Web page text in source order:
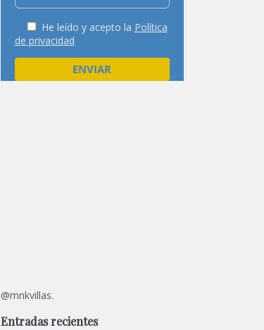
He leído y acepto la Política
de privacidad
@mnkvillas.
Entradas recientes